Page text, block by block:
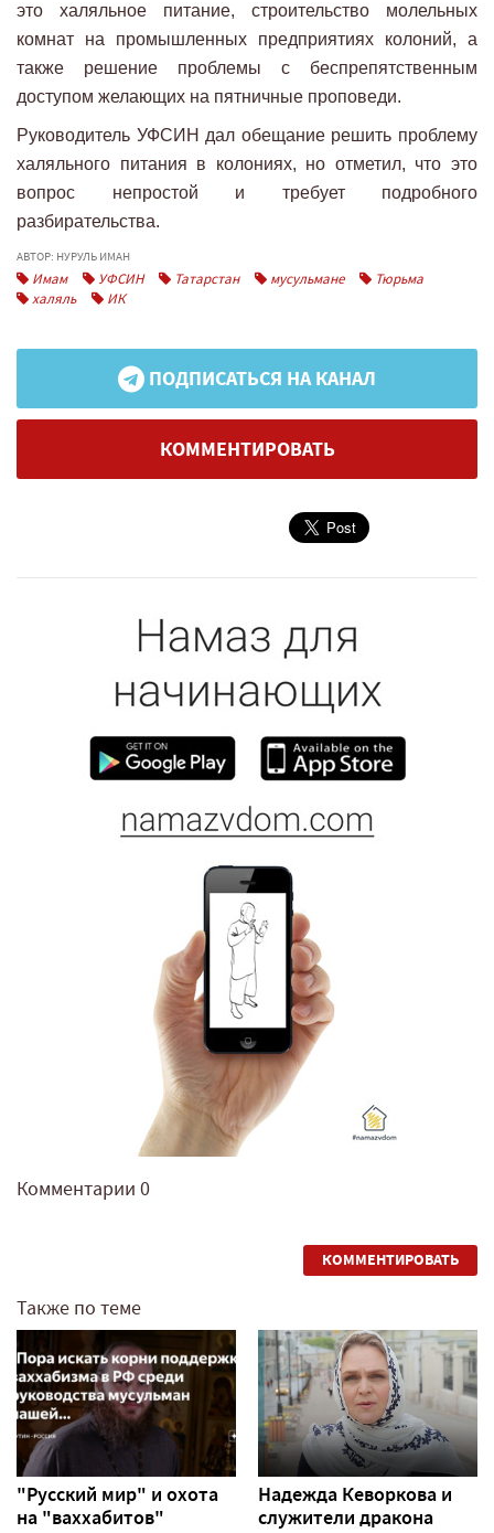
это халяльное питание, строительство молельных
комнат на промышленных предприятиях колоний, а
также решение проблемы с беспрепятственным
доступом желающих на пятничные проповеди.
Руководитель УФСИН дал обещание решить проблему
халяльного питания в колониях, но отметил, что это
вопрос непростой и требует подробного
разбирательства.
АВТОР: НУРУЛЬ ИМАН
Имам УФСИН Татарстан мусульмане
Тюрьма
халяль
ИК
ПОДПИСАТЬСЯ НА КАНАЛ
КОММЕНТИРОВАТЬ
Комментарии 0
КОММЕНТИРОВАТЬ
Также по теме
"Русский мир" и охота
на "ваххабитов"
Надежда Кеворкова и
служители дракона